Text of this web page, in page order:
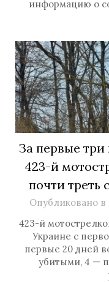
информацию о
За первые
423-й
почти треть
Опубликовано в
423-й
Украине с
первые 20 дней
убитыми, 4 —